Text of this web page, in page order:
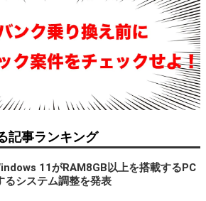
記事ランキング
11がRAM8GB以上を搭載するPC
るシステム調整を発表